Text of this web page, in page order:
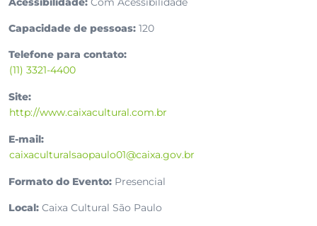
Capacidade de pessoas: 120
Telefone para contato:
(11) 3321-4400
Site:
http://www.caixacultural.com.br
E-mail:
caixaculturalsaopaulo01@caixa.gov.br
Formato do Evento: Presencial
Local: Caixa Cultural São Paulo